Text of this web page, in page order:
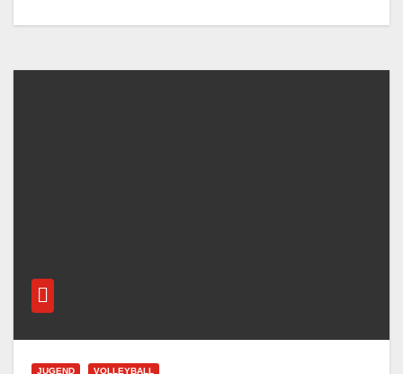
JUGEND VOLLEYBALL